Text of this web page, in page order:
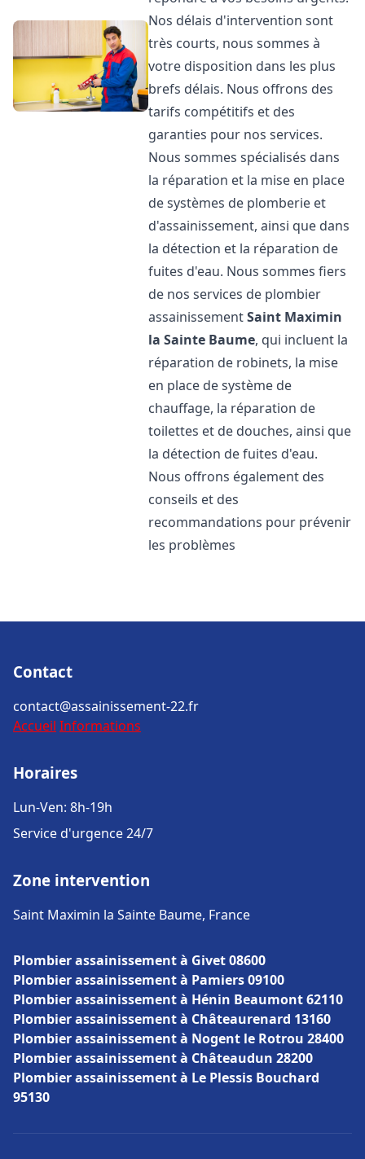
Nos délais d'intervention sont
très courts, nous sommes à
votre disposition dans les plus
brefs délais. Nous offrons des
tarifs compétitifs et des
garanties pour nos services.
Nous sommes spécialisés dans
la réparation et la mise en place
de systèmes de plomberie et
d'assainissement, ainsi que dans
la détection et la réparation de
fuites d'eau. Nous sommes fiers
de nos services de plombier
assainissementSaint Maximin
la Sainte Baume, qui incluent la
réparation de robinets, la mise
en place de système de
chauffage, la réparation de
toilettes et de douches, ainsi que
la détection de fuites d'eau.
Nous offrons également des
conseils et des
recommandations pour prévenir
les problèmes
Contact
contact@assainissement-22.fr
Accueil Informations
Horaires
Lun-Ven: 8h-19h
Service d'urgence 24/7
Zone intervention
Saint Maximin la Sainte Baume, France
Plombier assainissement à Givet 08600
Plombier assainissement à Pamiers 09100
Plombier assainissement à Hénin Beaumont 62110
Plombier assainissement à Châteaurenard 13160
Plombier assainissement à Nogent le Rotrou 28400
Plombier assainissement à Châteaudun 28200
Plombier assainissement à Le Plessis Bouchard
95130